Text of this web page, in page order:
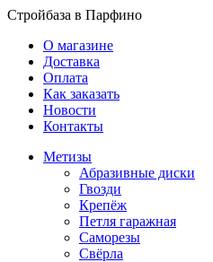
Стройбаза в Парфино
О магазине
Доставка
Оплата
Как заказать
Новости
Контакты
Метизы
Абразивные диски
Гвозди
Крепёж
Петля гаражная
Саморезы
Свёрла